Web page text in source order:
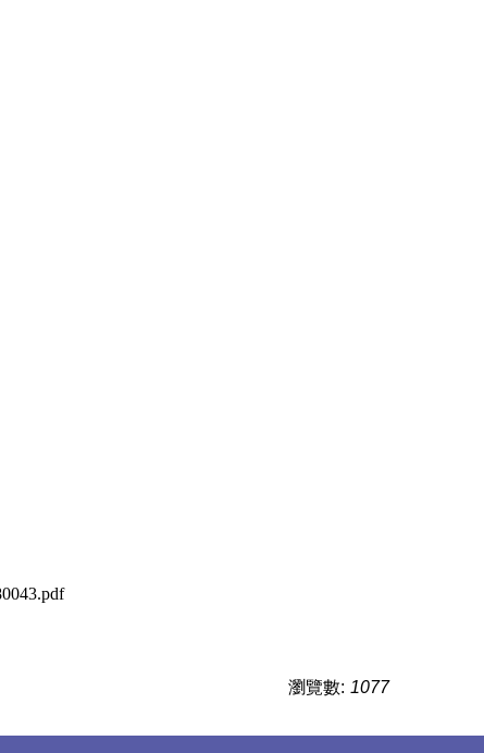
瀏覽數: 1077